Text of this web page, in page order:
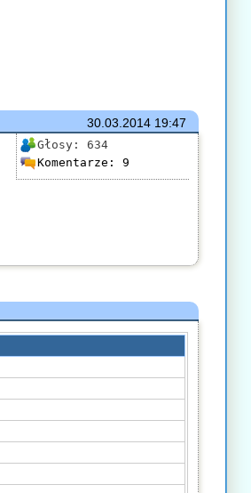
30.03.201419:47
Głosy: 634
Komentarze: 9